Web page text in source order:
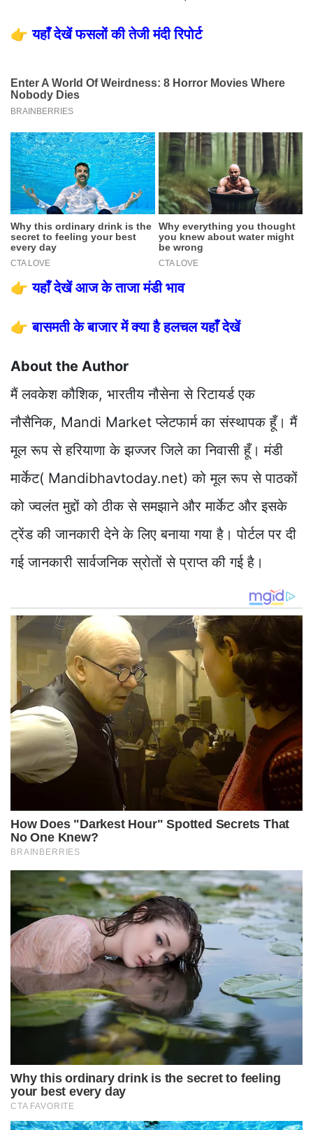
👉यहाँ देखें फसलों की तेजी मंदी रिपोर्ट
👉यहाँ देखें आज के ताजा मंडी भाव
👉बासमती के बाजार में क्या है हलचल यहाँ देखें
About the Author
मैं लवकेश कौशिक, भारतीय नौसेना से रिटायर्ड एक
नौसैनिक, Mandi Market प्लेटफार्म का संस्थापक हूँ। मैं
मूल रूप से हरियाणा के झज्जर जिले का निवासी हूँ। मंडी
मार्केट( Mandibhavtoday.net) को मूल रूप से पाठकों
को ज्वलंत मुद्दों को ठीक से समझाने और मार्केट और इसके
ट्रेंड की जानकारी देने के लिए बनाया गया है। पोर्टल पर दी
गई जानकारी सार्वजनिक स्रोतों से प्राप्त की गई है।